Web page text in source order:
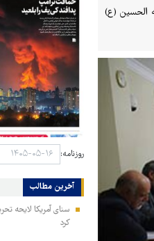
الحسین (ع)
روزنامه:
آخرین مطالب
سنای آمریکا لایحه
کرد